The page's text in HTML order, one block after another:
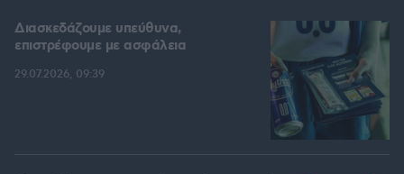
Διασκεδάζουμε υπεύθυνα,
επιστρέφουμε με ασφάλεια
29.07.2026, 09:39